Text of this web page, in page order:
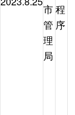
市
管
理
局
程
序